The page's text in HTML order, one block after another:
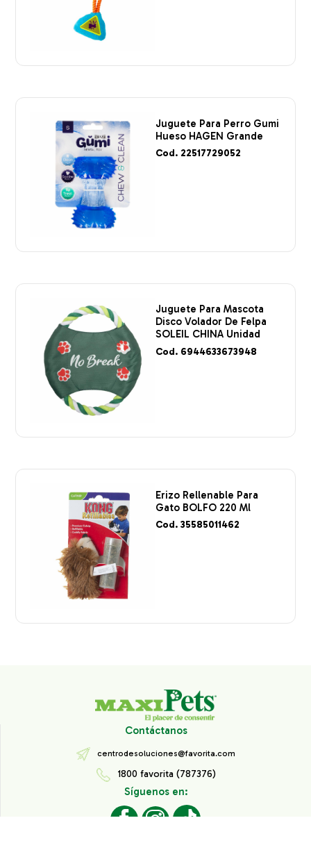
Juguete Para Perro Gumi
Hueso HAGEN Grande
Cod. 22517729052
Juguete Para Mascota
Disco Volador De Felpa
SOLEIL CHINA Unidad
Cod. 6944633673948
Erizo Rellenable Para
Gato BOLFO 220 Ml
Cod. 35585011462
Contáctanos
centrodesoluciones@favorita.com
1800 favorita (787376)
Síguenos en: